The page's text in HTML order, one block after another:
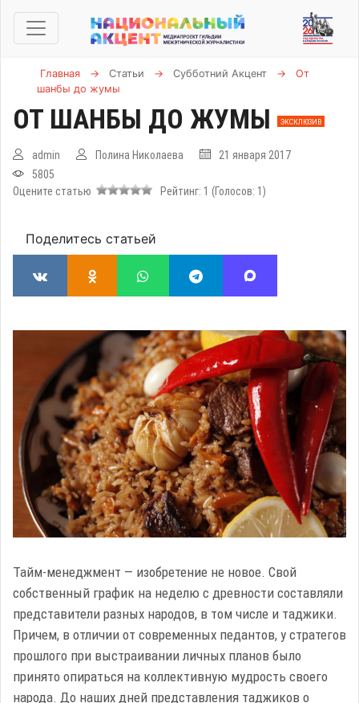
Главная → Статьи → Субботний Акцент →
От
шанбы до жумы
ОТ ШАНБЫ ДО ЖУМЫ ЭКСКЛЮЗИВ
admin Полина Николаева
21 января 2017
5805
Оцените статью
Рейтинг: 1 (Голосов: 1 )
Поделитесь статьей
Тайм-менеджмент — изобретение не новое. Свой
собственный график на неделю с древности составляли
представители разных народов, в том числе и таджики.
Причем, в отличии от современных педантов, у стратегов
прошлого при выстраивании личных планов было
принято опираться на коллективную мудрость своего
народа. До наших дней представления таджиков о